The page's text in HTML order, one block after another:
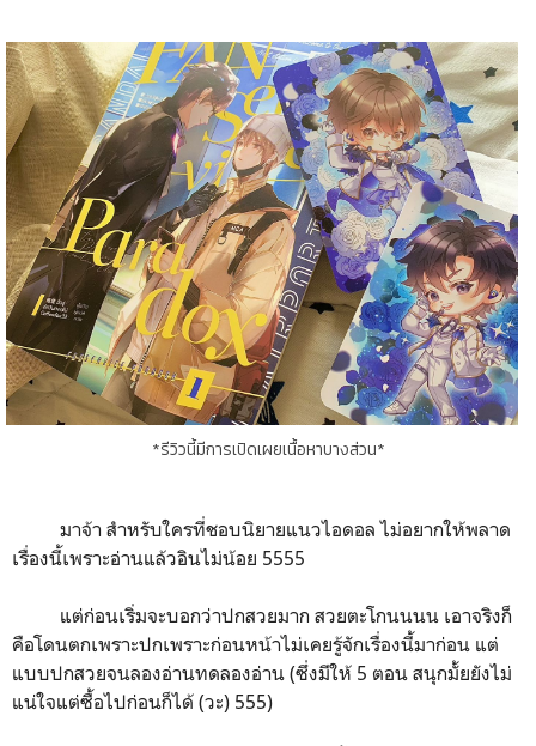
*รีวิวนี้มีการเปิดเผยเนื้อหาบางส่วน*
มาจ้า สำหรับใครที่ชอบนิยายแนวไอดอล ไม่อยากให้พลาด
เรื่องนี้เพราะอ่านแล้วอินไม่น้อย 5555
แต่ก่อนเริ่มจะบอกว่าปกสวยมาก สวยตะโกนนนน เอาจริงก็
คือโดนตกเพราะปกเพราะก่อนหน้าไม่เคยรู้จักเรื่องนี้มาก่อน แต่
แบบปกสวยจนลองอ่านทดลองอ่าน (ซึ่งมีให้ 5 ตอน สนุกมั้ยยังไม่
แน่ใจแต่ซื้อไปก่อนก็ได้ (วะ) 555)